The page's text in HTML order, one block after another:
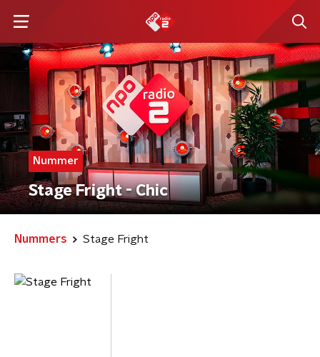
Nummer
Stage Fright - Chic
Nummers Stage Fright